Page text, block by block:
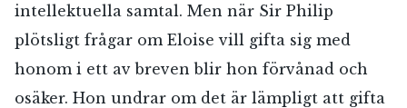
intellektuella samtal. Men när Sir Philip
plötsligt frågar om Eloise vill gifta sig med
honom i ett av breven blir hon förvånad och
osäker. Hon undrar om det är lämpligt att gifta